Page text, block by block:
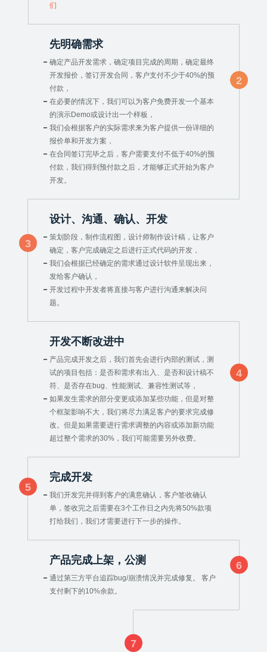
们
2
先明确需求
确定产品开发需求，确定项目完成的周期，确定最终
开发报价，签订开发合同，客户支付不少于40%的预
付款，
在必要的情况下，我们可以为客户免费开发一个基本
的演示Demo或设计出一个样板，
我们会根据客户的实际需求来为客户提供一份详细的
报价单和开发方案，
在合同签订完毕之后，客户需要支付不低于40%的预
付款，我们得到预付款之后，才能够正式开始为客户
开发。
3
设计、沟通、确认、开发
策划阶段，制作流程图，设计师制作设计稿，让客户
确定，客户完成确定之后进行正式代码的开发，
我们会根据已经确定的需求通过设计软件呈现出来，
发给客户确认，
开发过程中开发者将直接与客户进行沟通来解决问
题。
4
开发不断改进中
产品完成开发之后，我们首先会进行内部的测试，测
试的项目包括：是否和需求有出入、是否和设计稿不
符、是否存在bug、性能测试、兼容性测试等，
如果发生需求的部分变更或添加某些功能，但是对整
个框架影响不大，我们将尽力满足客户的要求完成修
改。但是如果需要进行需求调整的内容或添加新功能
超过整个需求的30%，我们可能需要另外收费。
5
完成开发
我们开发完并得到客户的满意确认，客户签收确认
单，签收完之后需要在3个工作日之内先将50%款项
打给我们，我们才需要进行下一步的操作。
6
产品完成上架，公测
通过第三方平台追踪bug/崩溃情况并完成修复。 客户
支付剩下的10%余款。
7